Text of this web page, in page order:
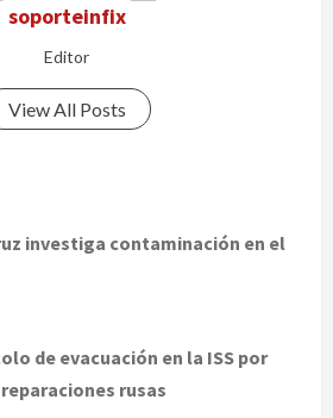
soporteinfix
Editor
View All Posts
investiga contaminación en el
de evacuación en la ISS por
rusas